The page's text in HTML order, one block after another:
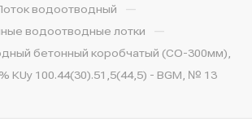
водоотводный —
водоотводные лотки —
бетонный коробчатый (СО-300мм),
КUу 100.44(30).51,5(44,5) - BGМ, № 13